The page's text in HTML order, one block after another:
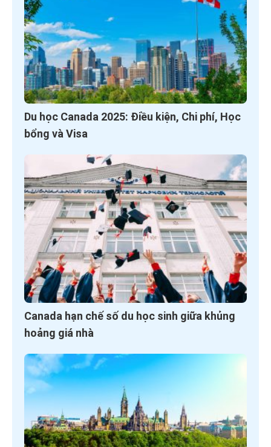
Du học Canada 2025: Điều kiện, Chi phí, Học
bổng và Visa
Canada hạn chế số du học sinh giữa khủng
hoảng giá nhà